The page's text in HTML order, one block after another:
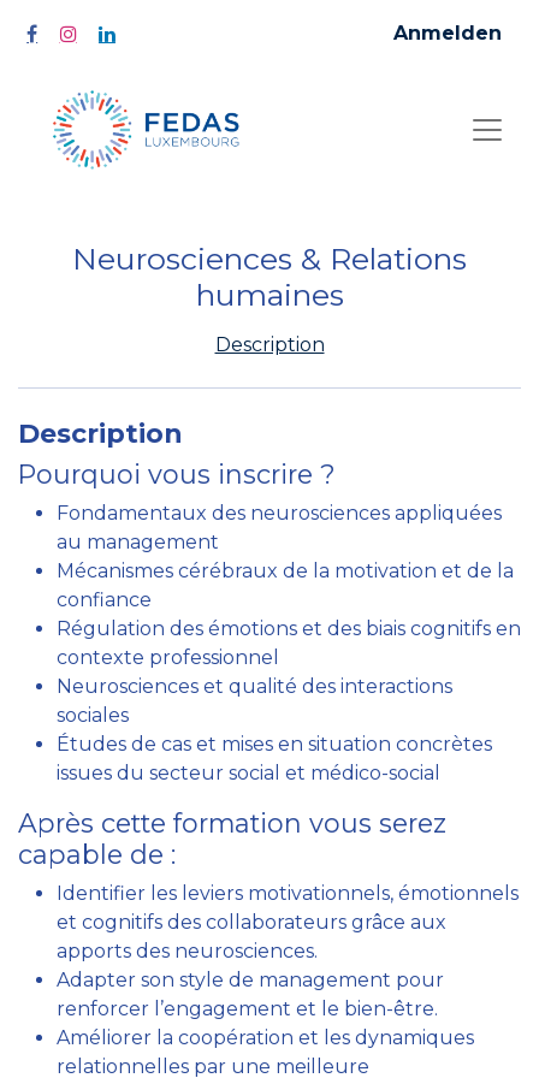
Anmelden
Neurosciences & Relations
humaines
Description
Description
Pourquoi vous inscrire ?
Fondamentaux des neurosciences appliquées
au management
Mécanismes cérébraux de la motivation et de la
confiance
Régulation des émotions et des biais cognitifs en
contexte professionnel
Neurosciences et qualité des interactions
sociales
Études de cas et mises en situation concrètes
issues du secteur social et médico-social
Après cette formation vous serez
capable de :
Identifier les leviers motivationnels, émotionnels
et cognitifs des collaborateurs grâce aux
apports des neurosciences.
Adapter son style de management pour
renforcer l’engagement et le bien-être.
Améliorer la coopération et les dynamiques
relationnelles par une meilleure